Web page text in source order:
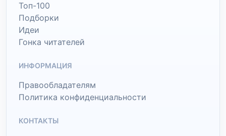
Топ-100
Подборки
Идеи
Гонка читателей
ИНФОРМАЦИЯ
Правообладателям
Политика конфиденциальности
КОНТАКТЫ